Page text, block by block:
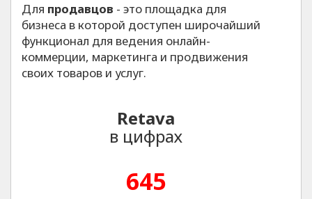
Для продавцов - это площадка для
бизнеса в которой доступен широчайший
функционал для ведения онлайн-
коммерции, маркетинга и продвижения
своих товаров и услуг.
Retava
в цифрах
645